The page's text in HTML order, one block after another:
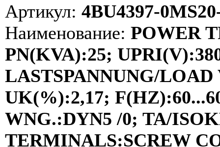
Артикул: 4BU4397-
Наименование: POWER
PN(KVA):25;
LASTSPANNUNG/
UK(%):2,17;
WNG.:DYN5 /0; TA/
TERMINALS:SCREW